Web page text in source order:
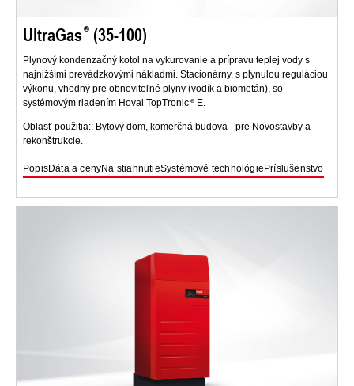
UltraGas (35-100)
Plynový kondenzačný kotol na vykurovanie a prípravu teplej vody s
najnižšími prevádzkovými nákladmi. Stacionárny, s plynulou reguláciou
výkonu, vhodný pre obnoviteľné plyny (vodík a biometán), so
systémovým riadením Hoval TopTronic
E.
Oblasť použitia:: Bytový dom, komerčná budova - pre Novostavby a
rekonštrukcie.
PopisDáta a cenyNa stiahnutieSystémové technológiePríslušenstvo